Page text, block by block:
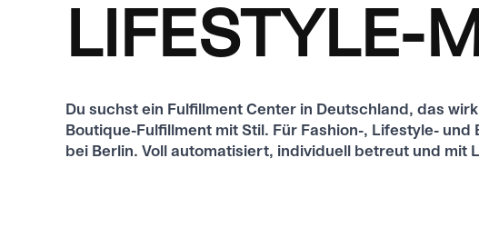
LIFESTYLE-
Du suchst ein Fulfillment Center in Deutschland, das
Boutique-Fulfillment mit Stil. Für Fashion-, Lifestyle-
bei Berlin. Voll automatisiert, individuell betreut und mit